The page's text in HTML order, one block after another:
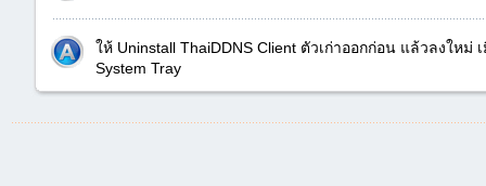
ให้ Uninstall ThaiDDNS Client ตัวเก่าออกก่อน แล้วลงใหม่
System Tray